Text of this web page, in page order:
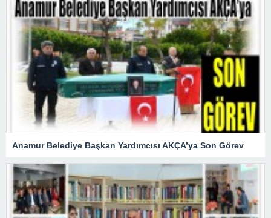
Anamur Belediye Başkan Yardımcısı AKÇA’ya Son Görev